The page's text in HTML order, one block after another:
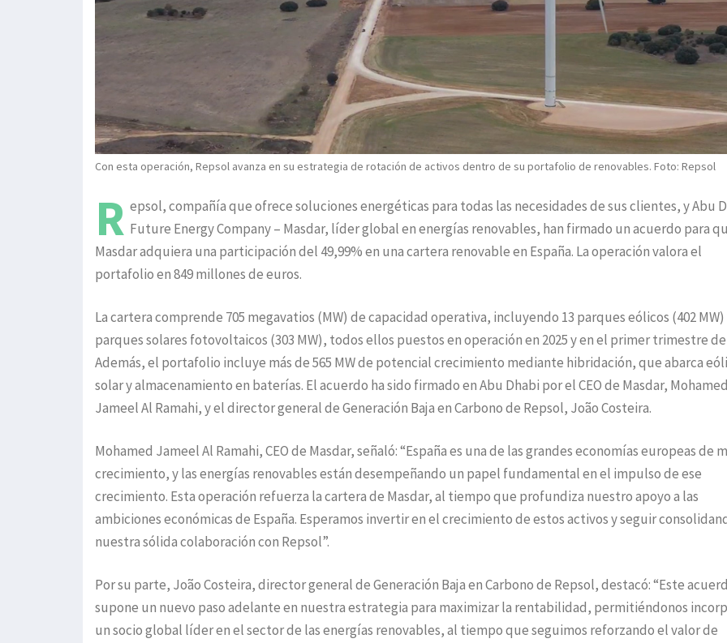
Con esta operación, Repsol avanza en su estrategia de rotación de activos dentro de su portafolio de renovables. Foto: Repsol
R epsol, compañía que ofrece soluciones energéticas para todas las necesidades de sus clientes, y Abu
Future Energy Company – Masdar, líder global en energías renovables, han firmado un acuerdo para
Masdar adquiera una participación del 49,99% en una cartera renovable en España. La operación valora el
portafolio en 849 millones de euros.
La cartera comprende 705 megavatios (MW) de capacidad operativa, incluyendo 13 parques eólicos (402 MW)
parques solares fotovoltaicos (303 MW), todos ellos puestos en operación en 2025 y en el primer trimestre de
Además, el portafolio incluye más de 565 MW de potencial crecimiento mediante hibridación, que abarca
solar y almacenamiento en baterías. El acuerdo ha sido firmado en Abu Dhabi por el CEO de Masdar, Mohamed
Jameel Al Ramahi, y el director general de Generación Baja en Carbono de Repsol, João Costeira.
Mohamed Jameel Al Ramahi, CEO de Masdar, señaló: “España es una de las grandes economías europeas de
crecimiento, y las energías renovables están desempeñando un papel fundamental en el impulso de ese
crecimiento. Esta operación refuerza la cartera de Masdar, al tiempo que profundiza nuestro apoyo a las
ambiciones económicas de España. Esperamos invertir en el crecimiento de estos activos y seguir
nuestra sólida colaboración con Repsol”.
Por su parte, João Costeira, director general de Generación Baja en Carbono de Repsol, destacó: “Este
supone un nuevo paso adelante en nuestra estrategia para maximizar la rentabilidad, permitiéndonos
un socio global líder en el sector de las energías renovables, al tiempo que seguimos reforzando el valor de